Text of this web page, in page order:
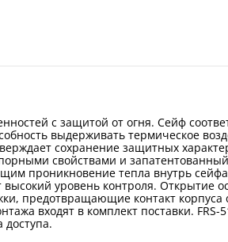
с защитой от огня. Сейф
выдерживать термическое
сохранение защитных
свойствами и
проникновение тепла внутрь
уровень контроля. Открытие
предотвращающие контакт
входят в комплект поставки.